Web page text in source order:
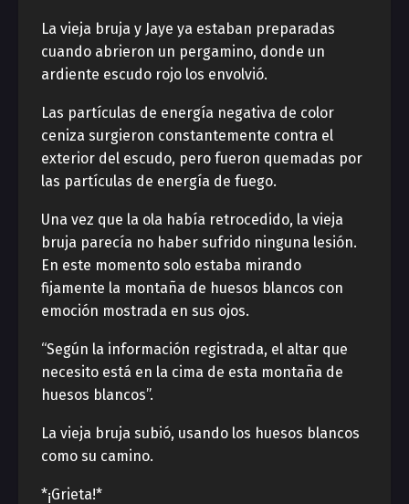
La vieja bruja y Jaye ya estaban preparadas
cuando abrieron un pergamino, donde un
ardiente escudo rojo los envolvió.
Las partículas de energía negativa de color
ceniza surgieron constantemente contra el
exterior del escudo, pero fueron quemadas por
las partículas de energía de fuego.
Una vez que la ola había retrocedido, la vieja
bruja parecía no haber sufrido ninguna lesión.
En este momento solo estaba mirando
fijamente la montaña de huesos blancos con
emoción mostrada en sus ojos.
“Según la información registrada, el altar que
necesito está en la cima de esta montaña de
huesos blancos”.
La vieja bruja subió, usando los huesos blancos
como su camino.
*¡Grieta!*